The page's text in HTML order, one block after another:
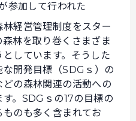
参加して行われた
経営管理制度をスター
林を取り巻くさまざま
しています。そうした
開発目標（SDGｓ）の
の森林関連の活動への
。SDGｓの17の目標の
のも多く含まれてお